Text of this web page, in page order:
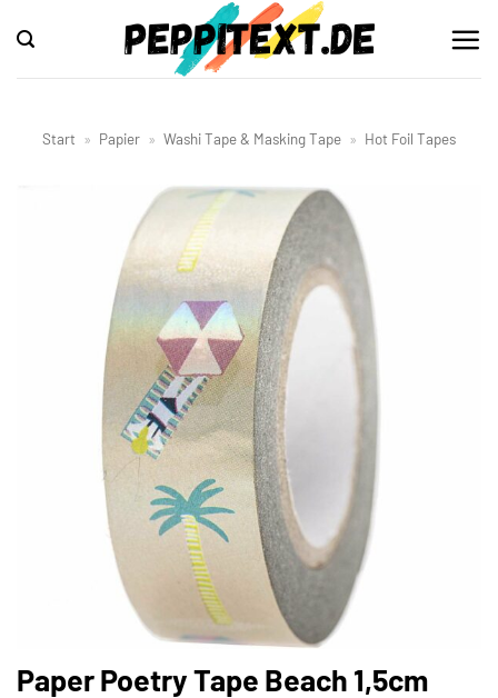
Inhalt
springen
Start » Papier » Washi Tape & Masking Tape » Hot Foil Tapes
Paper Poetry Tape Beach 1,5cm